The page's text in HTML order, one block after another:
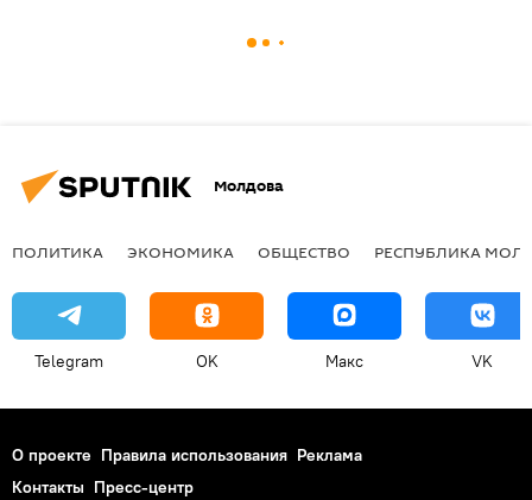
Молдова
ПОЛИТИКА ЭКОНОМИКА ОБЩЕСТВО РЕСПУБЛИКА
Telegram OK Макс VK
О проекте Правила использования Реклама
Контакты Пресс-центр